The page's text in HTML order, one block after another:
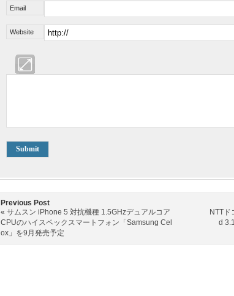
Email
Website
Previous Post
« サムスン iPhone 5 対抗機種 1.5GHzデュアルコア
CPUのハイスペックスマートフォン「Samsung Cel
ox」を9月発売予定
NTTド
d